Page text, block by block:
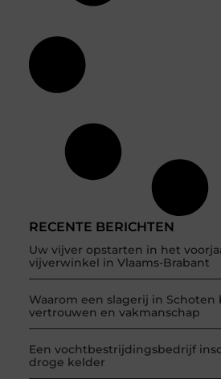
RECENTE BERICHTEN
Uw vijver opstarten in het
vijverwinkel in Vlaams-Brabant
Waarom een slagerij in Schoten
vertrouwen en vakmanschap
Een vochtbestrijdingsbedrijf
droge kelder